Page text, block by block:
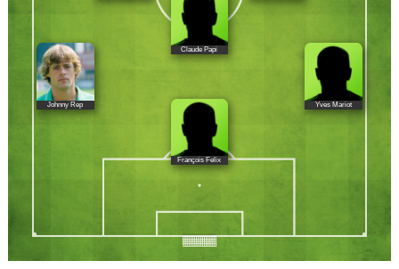
Claude Papi
Yves Mariot
Johnny Rep
François Felix